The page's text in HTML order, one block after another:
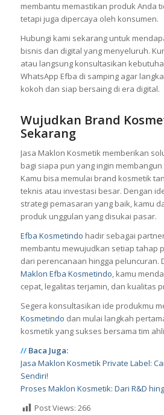
membantu memastikan produk Anda
tetapi juga dipercaya oleh konsumen.
Hubungi kami sekarang untuk
bisnis dan digital yang menyeluruh.
atau langsung konsultasikan
WhatsApp Efba di samping agar
kokoh dan siap bersaing di era digital.
Wujudkan Brand
Sekarang
Jasa Maklon Kosmetik memberikan
bagi siapa pun yang ingin
Kamu bisa memulai brand kosmetik
teknis atau investasi besar. Dengan
strategi pemasaran yang baik, kamu
produk unggulan yang disukai pasar.
Efba Kosmetindo hadir sebagai
membantu mewujudkan setiap tahap
dari perencanaan hingga peluncuran.
Maklon Efba Kosmetindo, kamu
cepat, legalitas terjamin, dan kualitas
Segera konsultasikan ide produkmu
Kosmetindo dan mulai langkah
kosmetik yang sukses bersama tim
//Baca Juga:
Jasa Maklon Kosmetik Private Label:
Sendiri!
Proses Maklon Kosmetik: Dari R&D
Post Views: 266